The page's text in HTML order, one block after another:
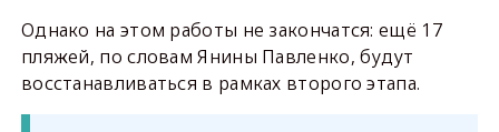
Однако на этом работы не закончатся: ещё 17
пляжей, по словам Янины Павленко, будут
восстанавливаться в рамках второго этапа.